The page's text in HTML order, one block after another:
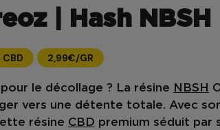
| Hash NBSH
CBD 2,99€/GR
le décollage ? La résine NBSH
vers une détente totale. Avec
résine CBD premium séduit par